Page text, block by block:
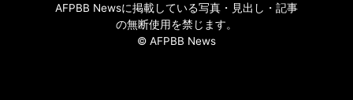
AFPBB Newsに掲載している写真・見出し・記事
の無断使用を禁じます。
© AFPBB News